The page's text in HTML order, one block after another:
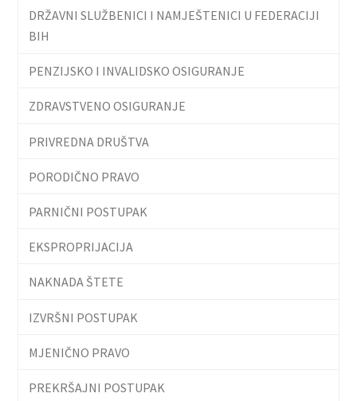
DRŽAVNI SLUŽBENICI I NAMJEŠTENICI U FEDERACIJI
BIH
PENZIJSKO I INVALIDSKO OSIGURANJE
ZDRAVSTVENO OSIGURANJE
PRIVREDNA DRUŠTVA
PORODIČNO PRAVO
PARNIČNI POSTUPAK
EKSPROPRIJACIJA
NAKNADA ŠTETE
IZVRŠNI POSTUPAK
MJENIČNO PRAVO
PREKRŠAJNI POSTUPAK